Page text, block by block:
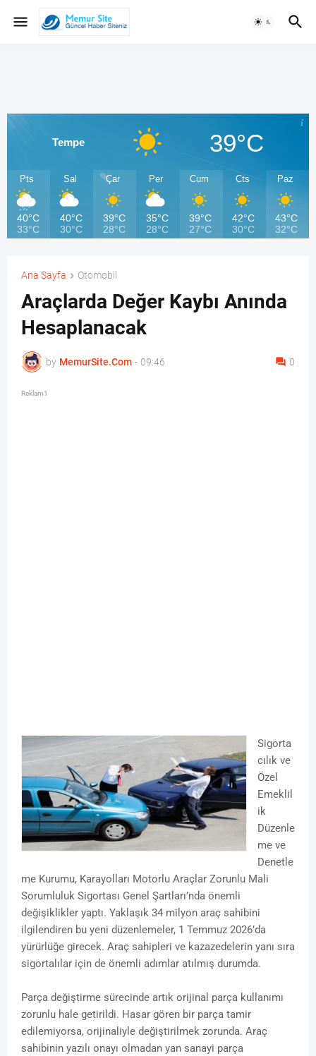
Tempe 39°C
Pts
40°C
33°C
Sal
40°C
30°C
Çar
39°C
28°C
Per
35°C
28°C
Cum
39°C
27°C
Cts
42°C
30°C
Paz
43°C
32°C
Ana Sayfa Otomobil
Araçlarda Değer Kaybı Anında
Hesaplanacak
by MemurSite.Com - 09:46 0
Reklam1
Sigorta
cılık ve
Özel
Emeklil
ik
Düzenle
me ve
Denetle
me Kurumu, Karayolları Motorlu Araçlar Zorunlu Mali
Sorumluluk Sigortası Genel Şartları’nda önemli
değişiklikler yaptı. Yaklaşık 34 milyon araç sahibini
ilgilendiren bu yeni düzenlemeler, 1 Temmuz 2026’da
yürürlüğe girecek. Araç sahipleri ve kazazedelerin yanı sıra
sigortalılar için de önemli adımlar atılmış durumda.
Parça değiştirme sürecinde artık orijinal parça kullanımı
zorunlu hale getirildi. Hasar gören bir parça tamir
edilemiyorsa, orijinaliyle değiştirilmek zorunda. Araç
sahibinin yazılı onayı olmadan yan sanayi parça